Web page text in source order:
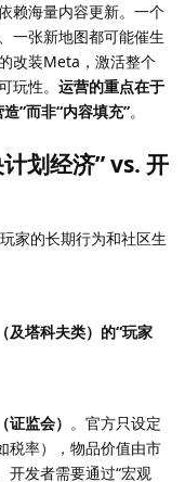
赖海量内容更新。一个
一张新地图都可能催生
改装Meta，激活整个
玩性。 运营的重点在于
”而非“内容填充”。
划经济” vs. 开
家的长期行为和社区生
及塔科夫类）的“玩家
证监会） 。官方只设定
税率），物品价值由市
开发者需要通过“宏观